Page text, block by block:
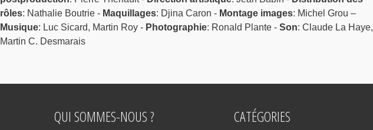
rôles: Nathalie Boutrie - Maquillages: Djina Caron - Montage images: Michel Grou –
Musique: Luc Sicard, Martin Roy - Photographie: Ronald Plante - Son: Claude La Haye,
Martin C. Desmarais
QUI SOMMES-NOUS ? CATÉGORIES